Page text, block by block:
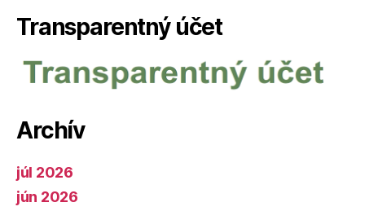
Transparentný účet
Archív
júl 2026
jún 2026